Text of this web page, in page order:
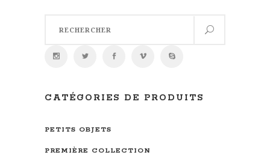
CATÉGORIES DE PRODUITS
PETITS OBJETS
PREMIÈRE COLLECTION